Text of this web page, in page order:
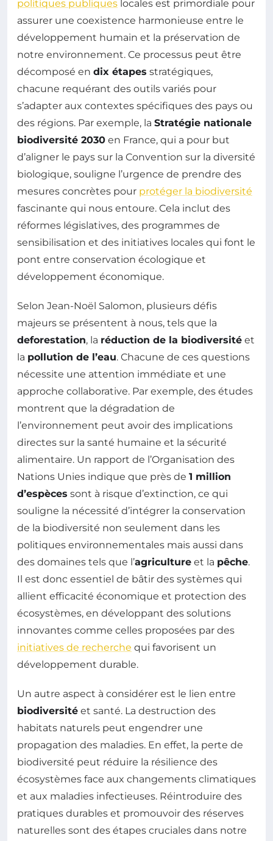
politiques publiques locales est primordiale pour
assurer une coexistence harmonieuse entre le
développement humain et la préservation de
notre environnement. Ce processus peut être
décomposé en dix étapes stratégiques,
chacune requérant des outils variés pour
s’adapter aux contextes spécifiques des pays ou
des régions. Par exemple, la Stratégie nationale
biodiversité 2030 en France, qui a pour but
d’aligner le pays sur la Convention sur la diversité
biologique, souligne l’urgence de prendre des
mesures concrètes pour protéger la biodiversité
fascinante qui nous entoure. Cela inclut des
réformes législatives, des programmes de
sensibilisation et des initiatives locales qui font le
pont entre conservation écologique et
développement économique.
Selon Jean-Noël Salomon, plusieurs défis
majeurs se présentent à nous, tels que la
deforestation, la réduction de la biodiversité et
la pollution de l’eau. Chacune de ces questions
nécessite une attention immédiate et une
approche collaborative. Par exemple, des études
montrent que la dégradation de
l’environnement peut avoir des implications
directes sur la santé humaine et la sécurité
alimentaire. Un rapport de l’Organisation des
Nations Unies indique que près de 1 million
d’espèces sont à risque d’extinction, ce qui
souligne la nécessité d’intégrer la conservation
de la biodiversité non seulement dans les
politiques environnementales mais aussi dans
des domaines tels que l’agriculture et la pêche.
Il est donc essentiel de bâtir des systèmes qui
allient efficacité économique et protection des
écosystèmes, en développant des solutions
innovantes comme celles proposées par des
initiatives de recherche qui favorisent un
développement durable.
Un autre aspect à considérer est le lien entre
biodiversité et santé. La destruction des
habitats naturels peut engendrer une
propagation des maladies. En effet, la perte de
biodiversité peut réduire la résilience des
écosystèmes face aux changements climatiques
et aux maladies infectieuses. Réintroduire des
pratiques durables et promouvoir des réserves
naturelles sont des étapes cruciales dans notre